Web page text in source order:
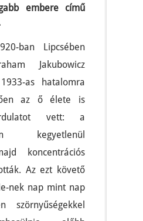
embere című
ban Lipcsében
Jakubowicz
as hatalomra
az ő élete is
vett: a
kegyetlenül
koncentrációs
Az ezt követő
nek nap mint nap
szörnyűségekkel